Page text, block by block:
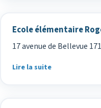
Ecole élémentaire
17 avenue de Bellevue
Lire la suite